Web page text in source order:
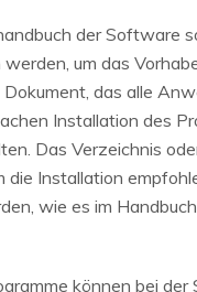
der Software
um das
das alle
Installation des
Das Verzeichnis
die Installation
wie es im
können bei